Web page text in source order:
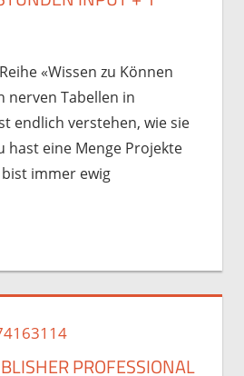
«Wissen zu Können
nerven Tabellen in
endlich verstehen, wie sie
hast eine Menge Projekte
immer ewig
PROFESSIONAL